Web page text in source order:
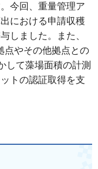
今回、重量管理ア
における申請収穫
しました。また、
点やその他拠点との
して藻場面積の計測
トの認証取得を支